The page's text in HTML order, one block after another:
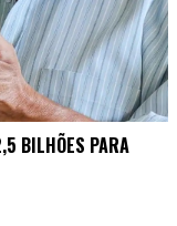
BILHÕES PARA